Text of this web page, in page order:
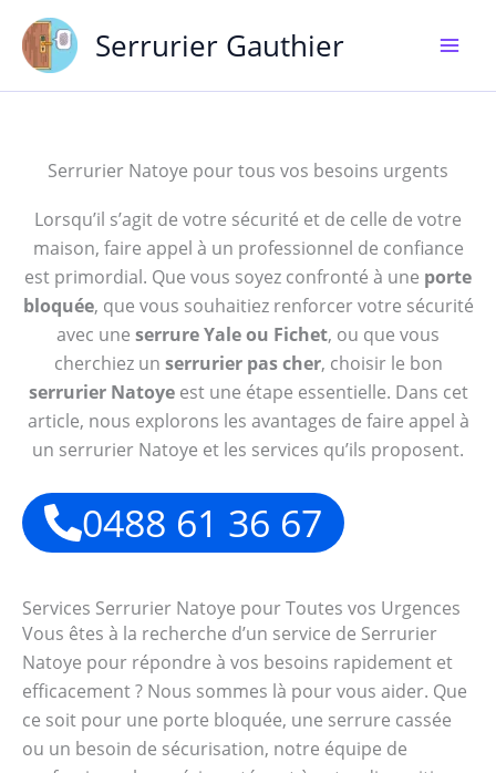
contenu
Serrurier Gauthier
Serrurier Natoye pour tous vos besoins urgents
Lorsqu’il s’agit de votre sécurité et de celle de votre
maison, faire appel à un professionnel de confiance
est primordial. Que vous soyez confronté à une porte
bloquée, que vous souhaitiez renforcer votre sécurité
avec une serrure Yale ou Fichet, ou que vous
cherchiez un serrurier pas cher, choisir le bon
serrurier Natoyeest une étape essentielle. Dans cet
article, nous explorons les avantages de faire appel à
un serrurier Natoye et les services qu’ils proposent.
0488 61 36 67
Services Serrurier Natoye pour Toutes vos Urgences
Vous êtes à la recherche d’un service de Serrurier
Natoye pour répondre à vos besoins rapidement et
efficacement ? Nous sommes là pour vous aider. Que
ce soit pour une porte bloquée, une serrure cassée
ou un besoin de sécurisation, notre équipe de